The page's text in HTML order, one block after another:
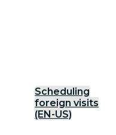
Scheduling
foreign visits
(EN-US)